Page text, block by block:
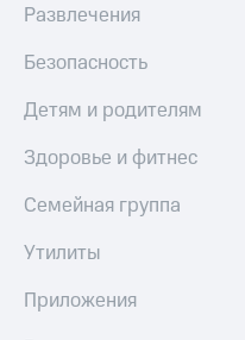
Развлечения
Безопасность
Детям и родителям
Здоровье и фитнес
Семейная группа
Утилиты
Приложения